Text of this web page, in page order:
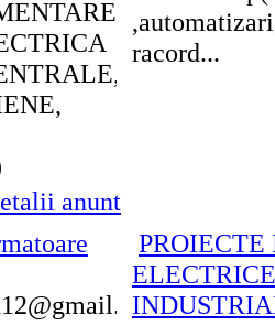
anunt
racord...